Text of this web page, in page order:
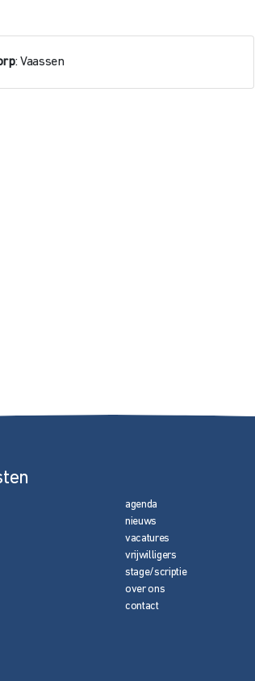
: Vaassen
agenda
nieuws
vacatures
vrijwilligers
stage/scriptie
over ons
contact